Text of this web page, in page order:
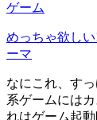
ゲーム
めっちゃ欲し
ーマ
なにこれ、す
系ゲームには
れはゲーム起